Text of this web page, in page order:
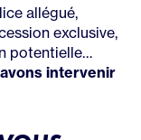
allégué,
exclusive,
potentielle…
intervenir